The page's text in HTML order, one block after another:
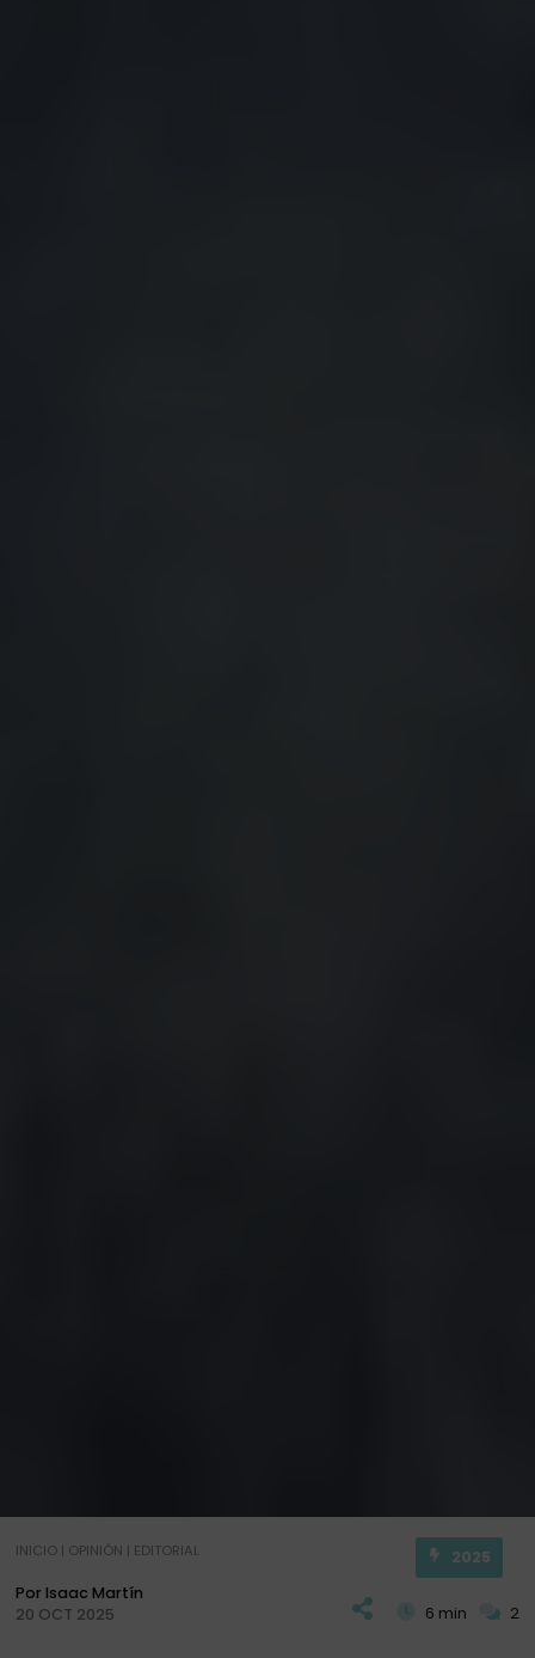
INICIO| OPINIÓN | EDITORIAL
2025
Por Isaac Martín
20 OCT 2025
6 min 2